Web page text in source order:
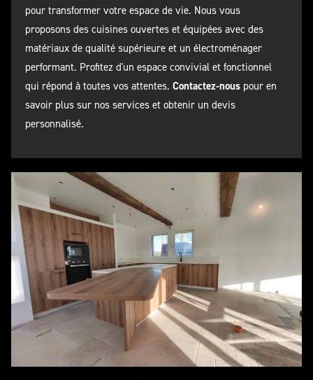
pour transformer votre espace de vie. Nous vous
proposons des cuisines ouvertes et équipées avec des
matériaux de qualité supérieure et un électroménager
performant. Profitez d'un espace convivial et fonctionnel
qui répond à toutes vos attentes. Contactez-nouspour en
savoir plus sur nos services et obtenir un devis
personnalisé.